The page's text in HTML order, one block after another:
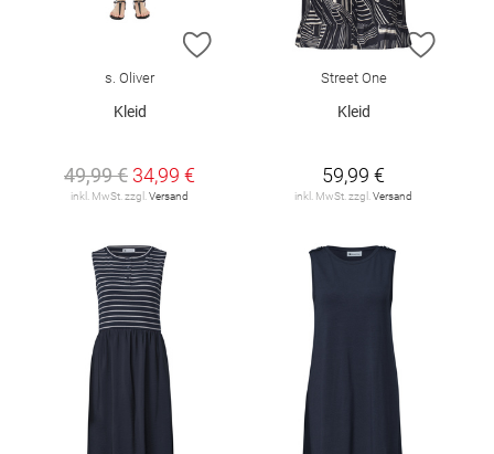
ZUR WUNSCHLISTE HINZUFÜGEN
s. Oliver
Kleid
49,99 € 34,99 €
inkl. MwSt. zzgl. Versand
ZUR
Street One
Kleid
59,99 €
inkl. MwSt. zzgl. Versand